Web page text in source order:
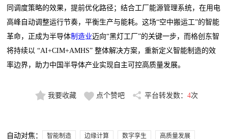
同调度策略的效果，提前优化路径；结合工厂能源管理系统，在用电
高峰自动调整运行节奏，平衡生产与能耗。这场“空中搬运工”的智能
革命，正成为半导体制造业迈向“黑灯工厂”的关键一步，而格创东智
将持续以 “AI+CIM+AMHS” 整体解决方案，重新定义智能制造的效
率边界，助力中国半导体产业实现自主可控高质量发展。
我要收藏 点个赞吧 平台转发数： 4次
自动对焦： 智能制造 边缘计算 数字孪生
高质量发展